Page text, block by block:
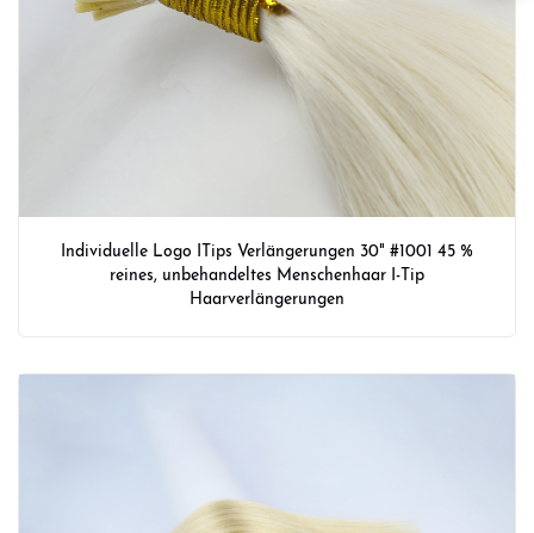
Individuelle Logo ITips Verlängerungen 30" #1001 45 %
reines, unbehandeltes Menschenhaar I-Tip
Haarverlängerungen